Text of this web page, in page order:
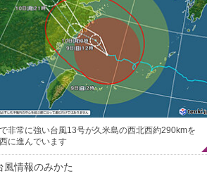
非常に強い台風13号が久米島の西北西約290kmを
に進んでいます
風情報のみかた